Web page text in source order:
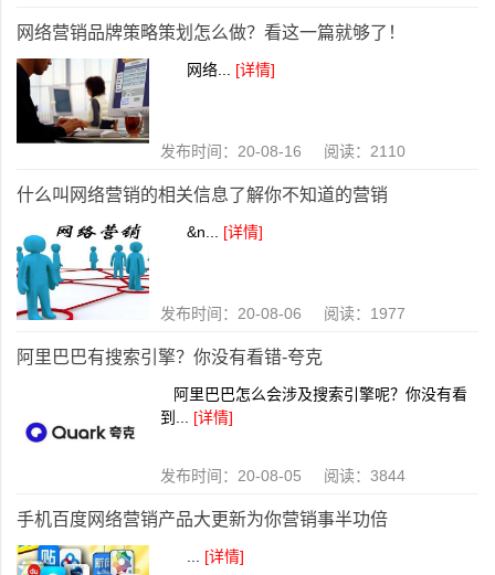
网络营销品牌策略策划怎么做？看这一篇就够了！
网络... [详情]
发布时间：20-08-16 阅读：2110
什么叫网络营销的相关信息了解你不知道的营销
&n... [详情]
发布时间：20-08-06 阅读：1977
阿里巴巴有搜索引擎？你没有看错-夸克
阿里巴巴怎么会涉及搜索引擎呢？你没有看
到... [详情]
发布时间：20-08-05 阅读：3844
手机百度网络营销产品大更新为你营销事半功倍
... [详情]